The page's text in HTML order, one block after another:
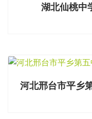
湖北仙桃中
河北邢台市平乡